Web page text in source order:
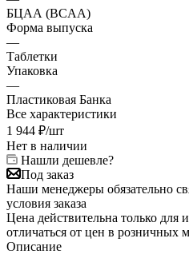
БЦАА (BCAA)
Форма выпуска
—
Таблетки
Упаковка
—
Пластиковая Банка
Все характеристики
1 944 ₽/шт
Нет в наличии
Нашли дешевле?
Под заказ
Наши менеджеры обязательно
условия заказа
Цена действительна только для
отличаться от цен в розничных
Описание